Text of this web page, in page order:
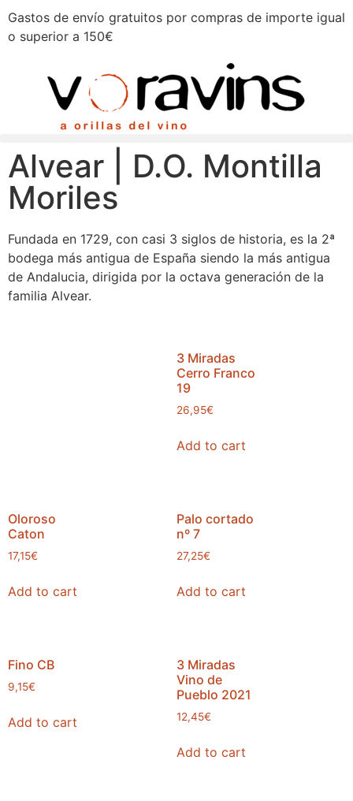
Gastos de envío gratuitos por compras de importe igual
o superior a 150€
Alvear | D.O. Montilla
Moriles
Fundada en 1729, con casi 3 siglos de historia, es la 2ª
bodega más antigua de España siendo la más antigua
de Andalucia, dirigida por la octava generación de la
familia Alvear.
3 Miradas
Cerro Franco
19
26,95€
Add to cart
Oloroso
Caton
17,15€
Add to cart
Palo cortado
nº 7
27,25€
Add to cart
Fino CB
9,15€
Add to cart
3 Miradas
Vino de
Pueblo 2021
12,45€
Add to cart